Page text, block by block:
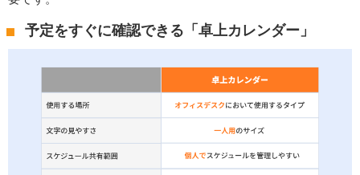
予定をすぐに確認できる「卓上カレンダー」